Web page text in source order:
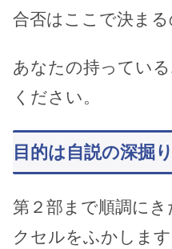
合否はここで決まる
あなたの持ってい
ください。
目的は自説の深掘り
第２部まで順調に
クセルをふかします